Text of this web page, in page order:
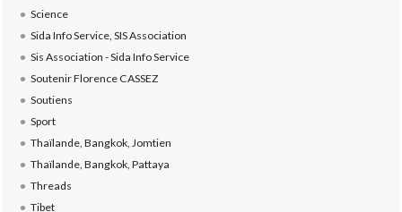
Science
Sida Info Service, SIS Association
Sis Association - Sida Info Service
Soutenir Florence CASSEZ
Soutiens
Sport
Thaïlande, Bangkok, Jomtien
Thaïlande, Bangkok, Pattaya
Threads
Tibet